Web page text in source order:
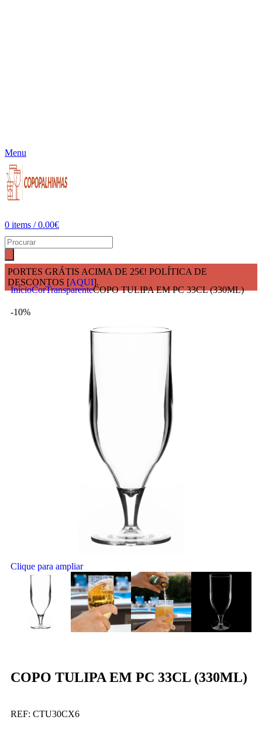
Menu
0 items / 0.00€
PORTES GRÁTIS ACIMA DE 25€! POLÍTICA DE
DESCONTOS [AQUI].
InícioCorTransparenteCOPO TULIPA EM PC 33CL (330ML)
-10%
Clique para ampliar
COPO TULIPA EM PC 33CL (330ML)
REF: CTU30CX6